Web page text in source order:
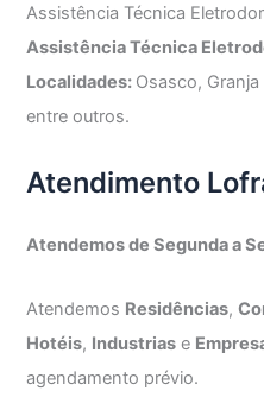
Assistência Técnica
Assistência Técnica
Localidades: Osasco,
entre outros.
Atendimento
Atendemos de Segunda a
Atendemos Residências,
Hotéis, Industrias e
agendamento prévio.